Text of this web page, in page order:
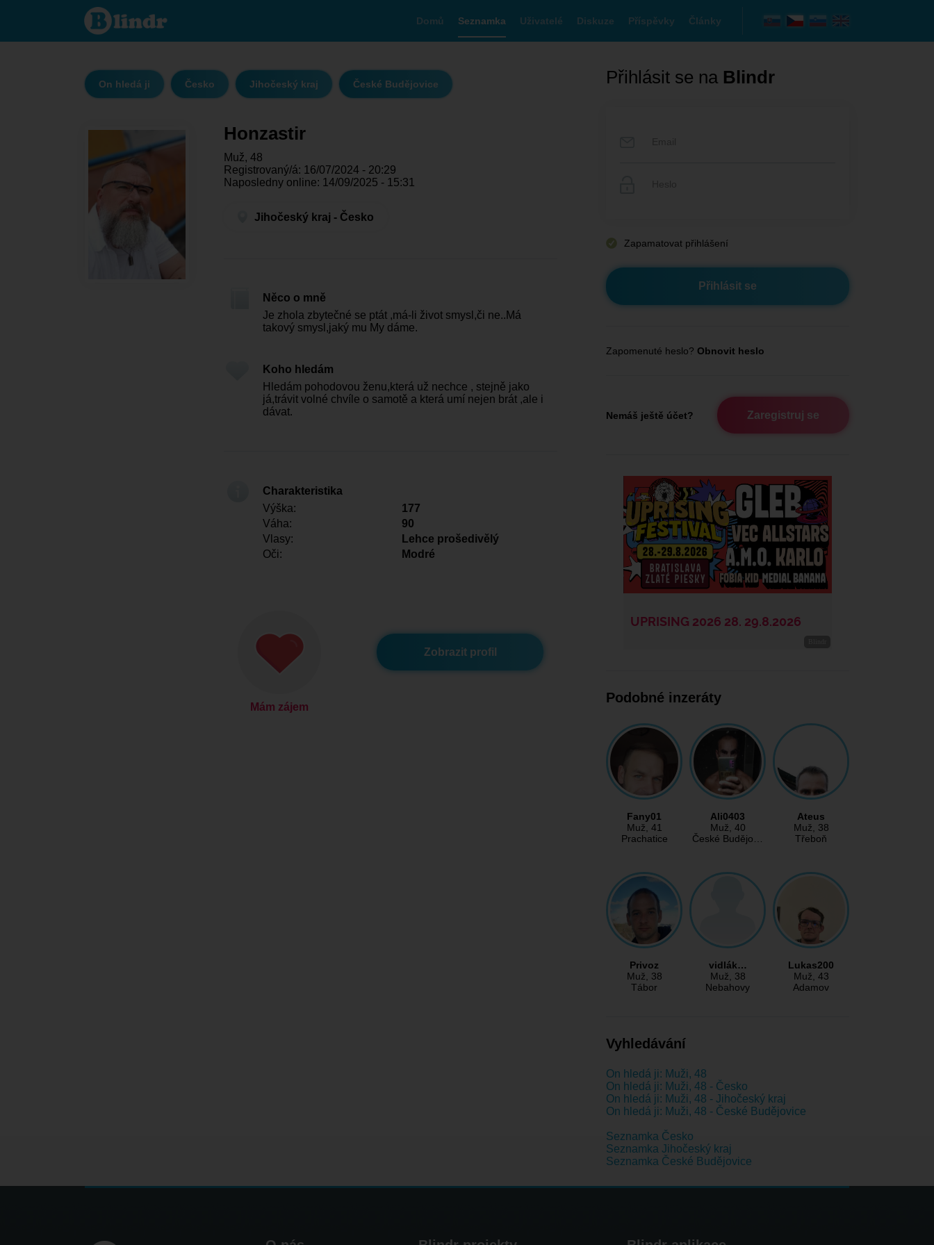
Honzastir -
On hledá ji
Jihočeský
Domů Seznamka Uživatelé Diskuze Příspěvky Články
On hledá ji Česko Jihočeský kraj České Budějovice
Honzastir
Muž, 48
Registrovaný/á: 16/07/2024 - 20:29
Naposledny online: 14/09/2025 - 15:31
Jihočeský kraj - Česko
Něco o mně
Je zhola zbytečné se ptát ,má-li život smysl,či ne..Má
takový smysl,jaký mu My dáme.
Koho hledám
Hledám pohodovou ženu,která už nechce , stejně jako
já,trávit volné chvíle o samotě a která umí nejen brát ,ale i
dávat.
Charakteristika
Výška:
177
Váha:
90
Vlasy:
Lehce prošedivělý
Oči:
Modré
Mám zájem
Zobrazit profil
Přihlásit se na Blindr
Zapamatovat přihlášení
Zapomenuté heslo? Obnovit heslo
Nemáš ještě účet? Zaregistruj se
Podobné inzeráty
Fany01
Muž, 41
Prachatice
Ali0403
Muž, 40
České Budějo…
Ateus
Muž, 38
Třeboň
Privoz
Muž, 38
Tábor
vidlák…
Muž, 38
Nebahovy
Lukas200
Muž, 43
Adamov
Vyhledávání
On hledá ji: Muži, 48
On hledá ji: Muži, 48 - Česko
On hledá ji: Muži, 48 - Jihočeský kraj
On hledá ji: Muži, 48 - České Budějovice
Seznamka Česko
Seznamka Jihočeský kraj
Seznamka České Budějovice